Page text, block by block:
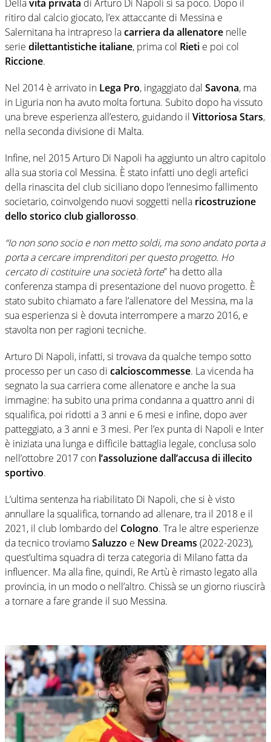
Dellavita privata di Arturo Di Napoli si sa poco. Dopo il
ritiro dal calcio giocato, l’ex attaccante di Messina e
Salernitana ha intrapreso lacarriera da allenatore nelle
serie dilettantistiche italiane, prima col Rieti e poi col
Riccione.
Nel 2014 è arrivato in Lega Pro, ingaggiato dal Savona, ma
in Liguria non ha avuto molta fortuna. Subito dopo ha vissuto
una breve esperienza all’estero, guidando il Vittoriosa Stars,
nella seconda divisione di Malta.
Infine, nel 2015 Arturo Di Napoli ha aggiunto un altro capitolo
alla sua storia col Messina. È stato infatti uno degli artefici
della rinascita del club siciliano dopo l’ennesimo fallimento
societario, coinvolgendo nuovi soggetti nella ricostruzione
dello storico club giallorosso.
“Io non sono socio e non metto soldi, ma sono andato porta a
porta a cercare imprenditori per questo progetto. Ho
cercato di costituire una società forte” ha detto alla
conferenza stampa di presentazione del nuovo progetto. È
stato subito chiamato a fare l’allenatore del Messina, ma la
sua esperienza si è dovuta interrompere a marzo 2016, e
stavolta non per ragioni tecniche.
Arturo Di Napoli, infatti, si trovava da qualche tempo sotto
processo per un caso di calcioscommesse. La vicenda ha
segnato la sua carriera come allenatore e anche la sua
immagine: ha subito una prima condanna a quattro anni di
squalifica, poi ridotti a 3 anni e 6 mesi e infine, dopo aver
patteggiato, a 3 anni e 3 mesi. Per l’ex punta di Napoli e Inter
è iniziata una lunga e difficile battaglia legale, conclusa solo
nell’ottobre 2017 con l’assoluzione dall’accusa di illecito
sportivo.
L’ultima sentenza ha riabilitato Di Napoli, che si è visto
annullare la squalifica, tornando ad allenare, tra il 2018 e il
2021, il club lombardo del Cologno. Tra le altre esperienze
da tecnico troviamoSaluzzo e New Dreams (2022-2023),
quest’ultima squadra di terza categoria di Milano fatta da
influencer. Ma alla fine, quindi, Re Artù è rimasto legato alla
provincia, in un modo o nell’altro. Chissà se un giorno riuscirà
a tornare a fare grande il suo Messina.